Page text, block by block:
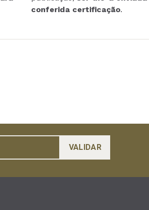
conferida certificação.